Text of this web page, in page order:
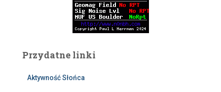
Przydatne linki
Aktywność Słońca